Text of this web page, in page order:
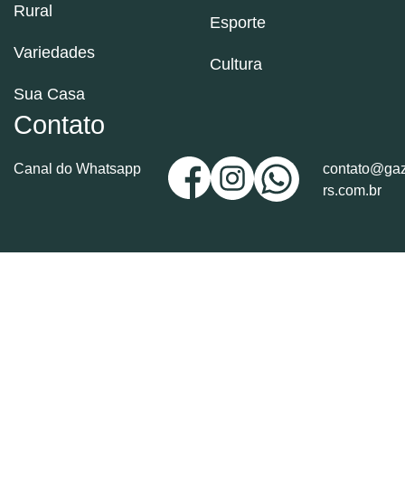
Rural
Variedades
Sua Casa
Esporte
Cultura
Contato
Canal do Whatsapp
rs.com.br